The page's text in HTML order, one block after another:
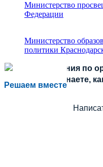
Министерство
Федерации
Министерство
политики
Решаем вместе
Есть предложения по
процесса или знаете,